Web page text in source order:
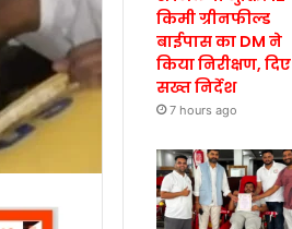
किमी ग्रीनफील्ड
बाईपास का DM ने
किया निरीक्षण, दिए
सख्त निर्देश
7 hours ago